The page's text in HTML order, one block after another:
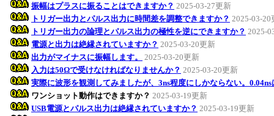
振幅はプラスに振ることはできますか？ 2025-03-27更新
トリガー出力とパルス出力に時間差を調整できますか？ 2025-03-20
トリガー出力の論理とパルス出力の極性を逆にできますか？ 2025-
電源と出力は絶縁されていますか？ 2025-03-20更新
出力がマイナスに振幅します。
2025-03-20更新
入力は50Ωで受けなければなりませんか？ 2025-03-20更新
実際に波形を観測してみましたが、3ns程度にしかならない。
ワンショット動作はできますか？ 2025-03-19更新
USB電源とパルス出力は絶縁されていますか？ 2025-03-19更新